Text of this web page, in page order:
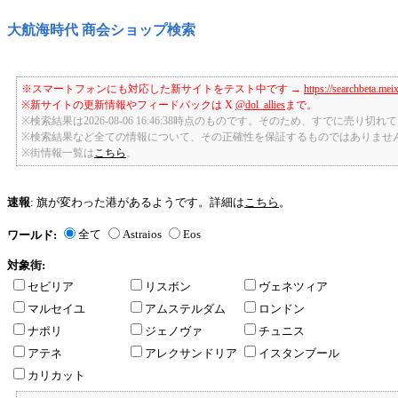
大航海時代 商会ショップ検索
※スマートフォンにも対応した新サイトをテスト中です → https://
※新サイトの更新情報やフィードバックは X @dol_alliesまで。
※検索結果は2026-08-06 16:46:38時点のものです。そのため、すでに売り切れ
※検索結果など全ての情報について、その正確性を保証するものではありませ
※街情報一覧は こちら
速報: 旗が変わった港があるようです。詳細は こちら 。
ワールド: 全て Astraios Eos
対象街:
セビリア
リスボン
ヴェネツィア
マルセイユ
アムステルダム
ロンドン
ナポリ
ジェノヴァ
チュニス
アテネ
アレクサンドリア
イスタンブール
カリカット